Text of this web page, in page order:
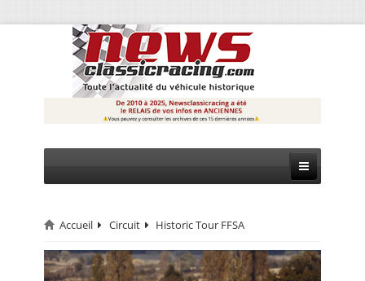
CIRCUIT
RALLYE
Accueil Circuit Historic Tour FFSA